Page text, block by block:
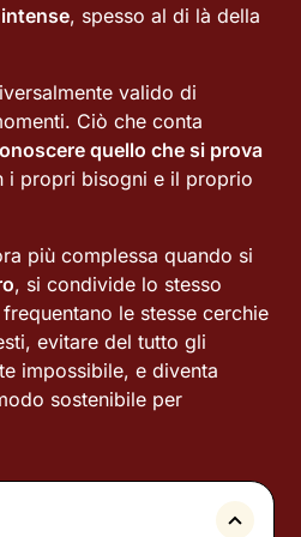
, spesso al di là della
valido di
Ciò che conta
quello che si prova
i propri bisogni e il proprio
più complessa quando si
, si condivide lo stesso
le stesse cerchie
evitare del tutto gli
impossibile, e diventa
sostenibile per